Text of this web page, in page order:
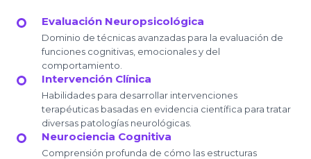
Evaluación Neuropsicológica
Dominio de técnicas avanzadas para la evaluación de
funciones cognitivas, emocionales y del
comportamiento.
Intervención Clínica
Habilidades para desarrollar intervenciones
terapéuticas basadas en evidencia científica para tratar
diversas patologías neurológicas.
Neurociencia Cognitiva
Comprensión profunda de cómo las estructuras